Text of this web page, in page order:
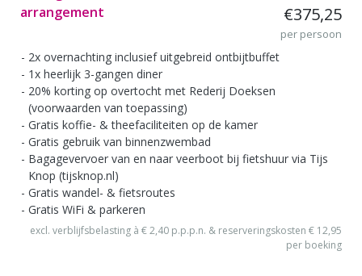
arrangement
€375,25
per persoon
2x overnachting inclusief uitgebreid ontbijtbuffet
1x heerlijk 3-gangen diner
20% korting op overtocht met Rederij Doeksen
(voorwaarden van toepassing)
Gratis koffie- & theefaciliteiten op de kamer
Gratis gebruik van binnenzwembad
Bagagevervoer van en naar veerboot bij fietshuur via Tijs
Knop (tijsknop.nl)
Gratis wandel- & fietsroutes
Gratis WiFi & parkeren
excl. verblijfsbelasting à € 2,40 p.p.p.n. & reserveringskosten € 12,95
per boeking